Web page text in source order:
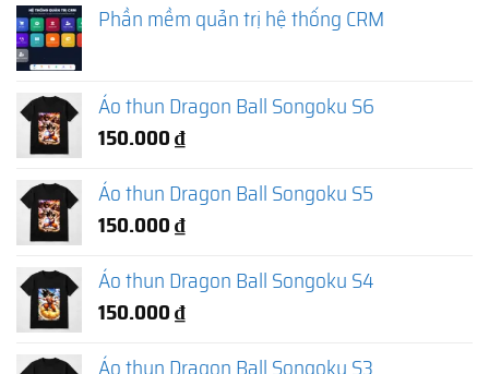
Phần mềm quản trị hệ thống CRM
Áo thun Dragon Ball Songoku S6
150.000₫
Áo thun Dragon Ball Songoku S5
150.000₫
Áo thun Dragon Ball Songoku S4
150.000₫
Áo thun Dragon Ball Songoku S3